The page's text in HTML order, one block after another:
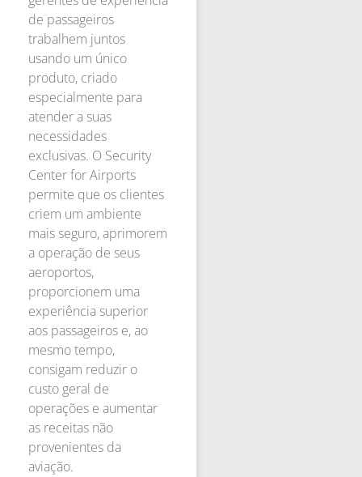
de passageiros
trabalhem juntos
usando um único
produto, criado
especialmente para
atender a suas
necessidades
exclusivas. O Security
Center for Airports
permite que os clientes
criem um ambiente
mais seguro, aprimorem
a operação de seus
aeroportos,
proporcionem uma
experiência superior
aos passageiros e, ao
mesmo tempo,
consigam reduzir o
custo geral de
operações e aumentar
as receitas não
provenientes da
aviação.